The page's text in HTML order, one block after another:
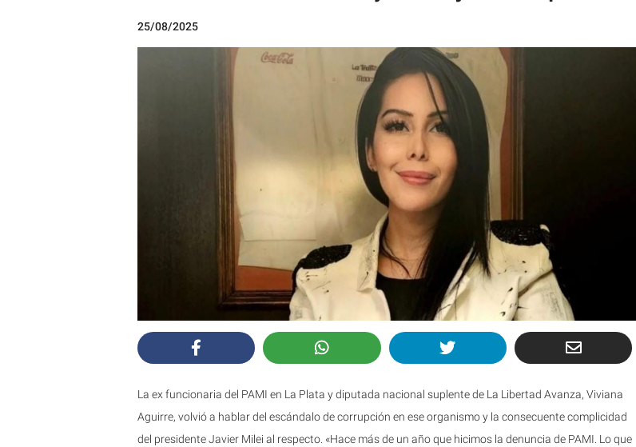
25/08/2025
La ex funcionaria del PAMI en La Plata y diputada nacional suplente de La Libertad Avanza, Viviana
Aguirre, volvió a hablar del escándalo de corrupción en ese organismo y la consecuente complicidad
del presidente Javier Milei al respecto. «Hace más de un año que hicimos la denuncia de PAMI. Lo que